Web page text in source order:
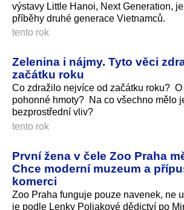
výstavy Little Hanoi, Next Generation,
příběhy druhé generace Vietnamců.
tento rok
Zelenina i nájmy. Tyto věci
začátku roku
Co zdražilo nejvíce od začátku roku?
pohonné hmoty? Na co všechno mělo
bezprostřední vliv?
tento rok
První žena v čele Zoo Praha
Chce moderní muzeum a
komerci
Zoo Praha funguje pouze navenek, ne
je podle Lenky Poliakové dědictví po